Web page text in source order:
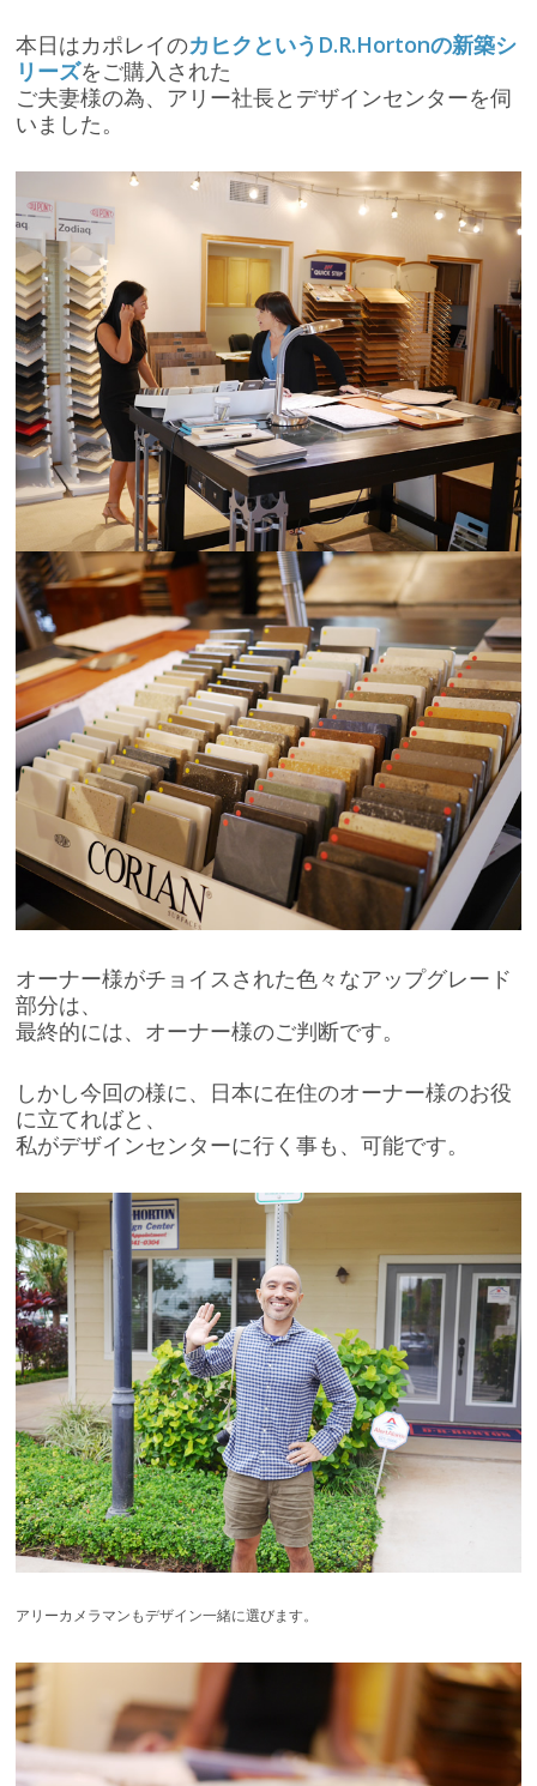
本日はカポレイのカヒクというD.R.Hortonの新築シ
リーズをご購入された
ご夫妻様の為、アリー社長とデザインセンターを伺
いました。
オーナー様がチョイスされた色々なアップグレード
部分は、
最終的には、オーナー様のご判断です。
しかし今回の様に、日本に在住のオーナー様のお役
に立てればと、
私がデザインセンターに行く事も、可能です。
アリーカメラマンもデザイン一緒に選びます。